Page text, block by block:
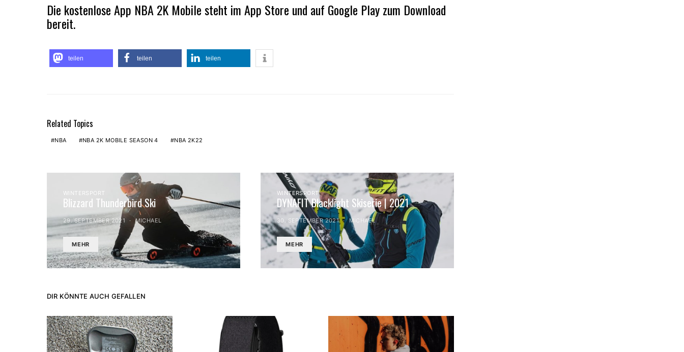
Die kostenlose App NBA 2K Mobile steht im App Store und auf Google Play zum Download
bereit.
teilen teilen teilen
Related Topics
NBA NBA 2K MOBILE SEASON 4 NBA 2K22
WINTERSPORT
Blizzard Thunderbird Ski
29. SEPTEMBER 2021 MICHAEL
MEHR
WINTERSPORT
DYNAFIT Blacklight Skiserie | 2021
30. SEPTEMBER 2021 MICHAEL
MEHR
DIR KÖNNTE AUCH GEFALLEN